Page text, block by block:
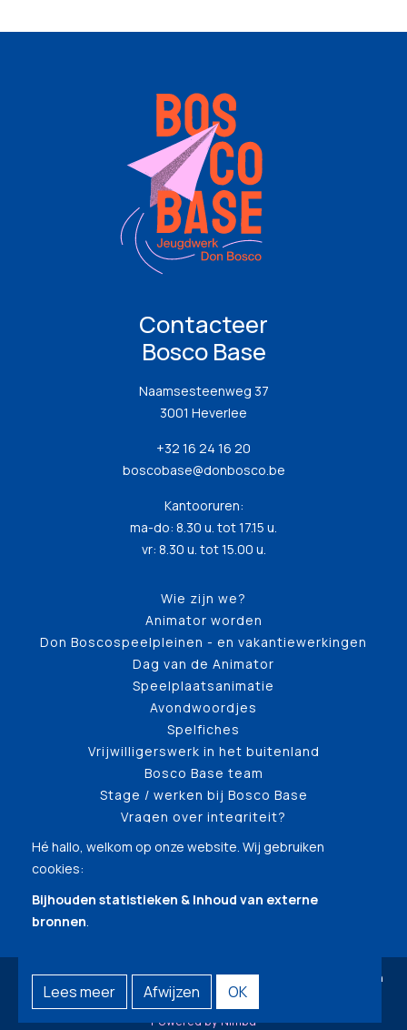
Contacteer
Bosco Base
Naamsesteenweg 37
3001 Heverlee
+32 16 24 16 20
boscobase@donbosco.be
Kantooruren:
ma-do: 8.30 u. tot 17.15 u.
vr: 8.30 u. tot 15.00 u.
Wie zijn we?
Animator worden
Don Boscospeelpleinen - en vakantiewerkingen
Dag van de Animator
Speelplaatsanimatie
Avondwoordjes
Spelfiches
Vrijwilligerswerk in het buitenland
Bosco Base team
Stage / werken bij Bosco Base
Vragen over integriteit?
© Copyright 2026 | Bosco Base (Testomgeving) • Alle rechten
voorbehouden •
Privacy•Webdesign door Zenjoy in Leuven
Powered by Nimbu
Hé hallo, welkom op onze website. Wij gebruiken
cookies:
Bijhouden statistieken & Inhoud van externe
bronnen.
Lees meer Afwijzen OK